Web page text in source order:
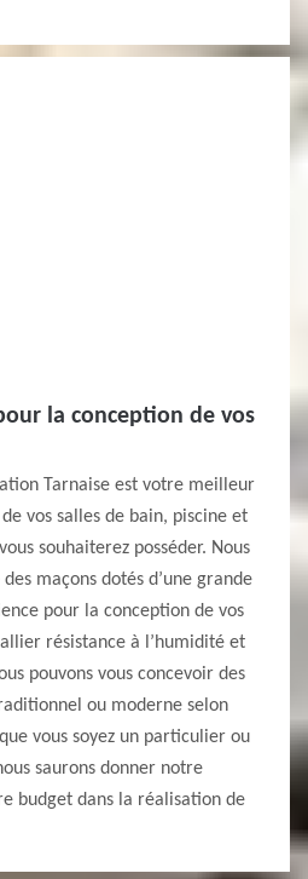
la conception de vos
Tarnaise est votre meilleur
vos salles de bain, piscine et
souhaiterez posséder. Nous
maçons dotés d’une grande
pour la conception de vos
allier résistance à l’humidité et
pouvons vous concevoir des
ou moderne selon
vous soyez un particulier ou
saurons donner notre
budget dans la réalisation de